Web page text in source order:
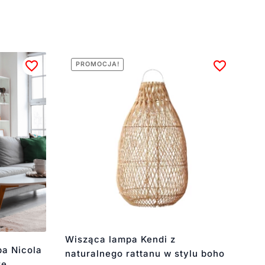
Nicola
Wisząca lampa Kendi z
naturalnego rattanu w stylu boho
PROMOCJA!